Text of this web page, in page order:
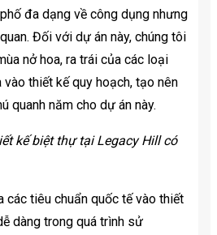
đa dạng về công dụng nhưng
Đối với dự án này, chúng tôi
nở hoa, ra trái của các loại
thiết kế quy hoạch, tạo nên
quanh năm cho dự án này.
kế biệt thự tại Legacy Hill có
các tiêu chuẩn quốc tế vào thiết
dàng trong quá trình sử